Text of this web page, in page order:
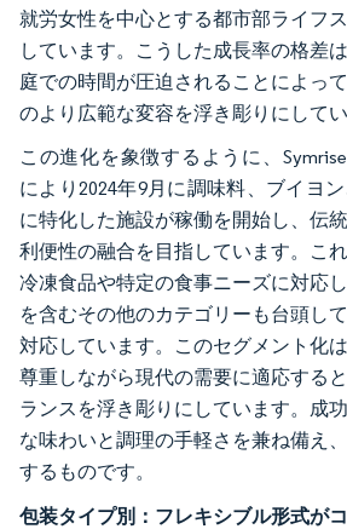
就労女性を中心とする都市部ライフ
しています。こうした成長率の格差
庭での時間が圧迫されることによっ
のより広範な変容を浮き彫りにしてい
この進化を象徴するように、
により2024年9月に調味料、ブイヨ
に特化した施設が稼働を開始し、伝
利便性の融合を目指しています。こ
冷凍食品や特定の食事ニーズに対応
を含むその他のカテゴリーも台頭し
対応しています。このセグメント化
尊重しながら現代の需要に適応する
ランスを浮き彫りにしています。成
な味わいと調理の手軽さを兼ね備え
するものです。
包装タイプ別：フレキシブル形式が